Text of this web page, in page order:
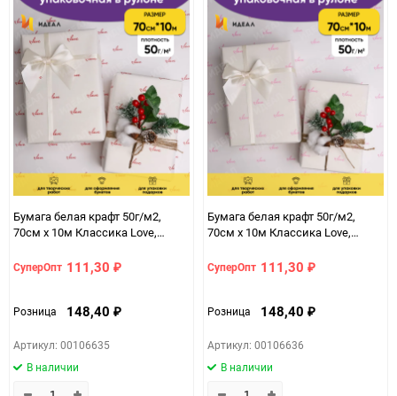
Бумага белая крафт 50г/м2,
70см x 10м Классика Love,
СуперОпт 111,30 ₽
Розница 148,40 ₽
Артикул: 00106635
В наличии
Бумага белая крафт 50г/м2,
70см x 10м Классика Love,
СуперОпт 111,30 ₽
Розница 148,40 ₽
Артикул: 00106636
В наличии